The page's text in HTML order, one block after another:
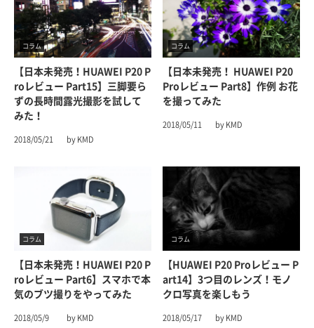
コラム
【日本未発売！HUAWEI P20 P
Roレビュー Part15】三脚要ら
ずの長時間露光撮影を試して
みた！
2018/05/21 by KMD
コラム
【日本未発売！ HUAWEI P20
Proレビュー Part8】作例 お花
を撮ってみた
2018/05/11 by KMD
コラム
【日本未発売！HUAWEI P20 P
Roレビュー Part6】スマホで本
気のブツ撮りをやってみた
2018/05/9 by KMD
コラム
【HUAWEI P20 Proレビュー P
Art14】3つ目のレンズ！モノ
クロ写真を楽しもう
2018/05/17 by KMD